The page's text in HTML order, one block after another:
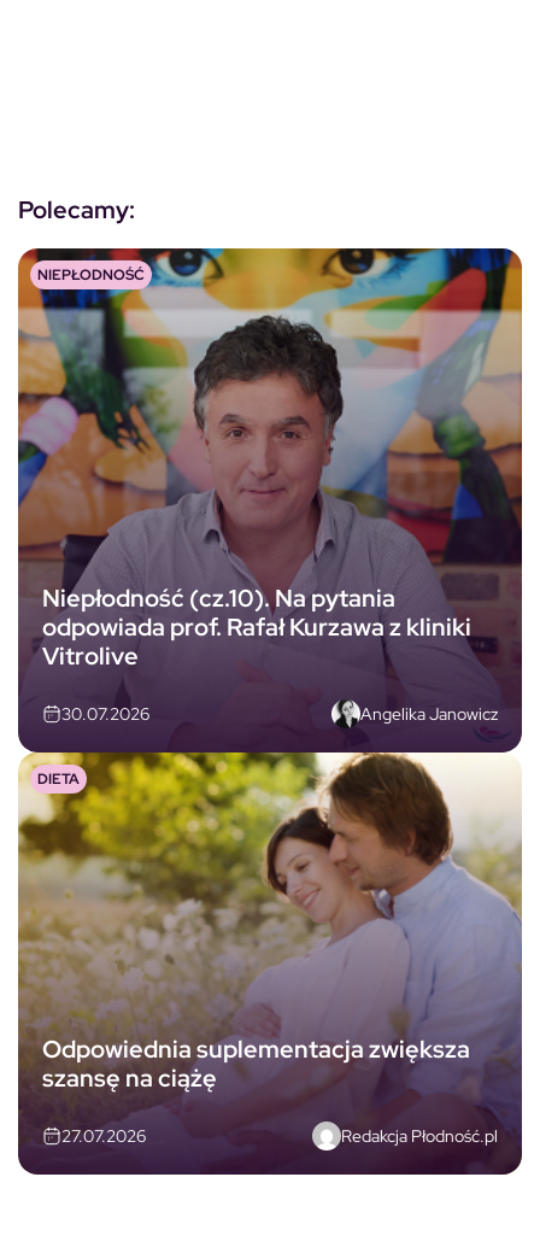
Polecamy:
Niepłodność (cz.10). Na pytania
odpowiada prof. Rafał Kurzawa z kliniki
Vitrolive
30.07.2026 Angelika Janowicz
NIEPŁODNOŚĆ
Odpowiednia suplementacja zwiększa
szansę na ciążę
27.07.2026 Redakcja Płodność.pl
DIETA